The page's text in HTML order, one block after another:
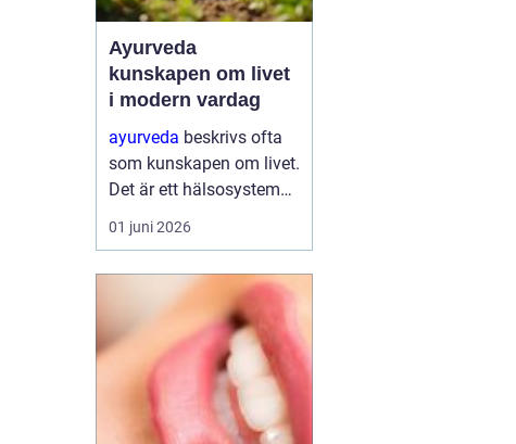
Ayurveda
kunskapen om livet
i modern vardag
ayurveda beskrivs ofta
som kunskapen om livet.
Det är ett hälsosystem
som betonar balans,
helhet och samspelet
omgivning. I stället för
att bara fokusera på
symtom försöker
ayurve...
01 juni 2026